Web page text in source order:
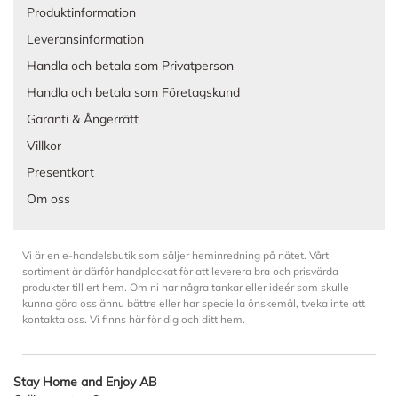
Produktinformation
Leveransinformation
Handla och betala som Privatperson
Handla och betala som Företagskund
Garanti & Ångerrätt
Villkor
Presentkort
Om oss
Vi är en e-handelsbutik som säljer heminredning på nätet. Vårt
sortiment är därför handplockat för att leverera bra och prisvärda
produkter till ert hem. Om ni har några tankar eller ideér som skulle
kunna göra oss ännu bättre eller har speciella önskemål, tveka inte att
kontakta oss. Vi finns här för dig och ditt hem.
Stay Home and Enjoy AB